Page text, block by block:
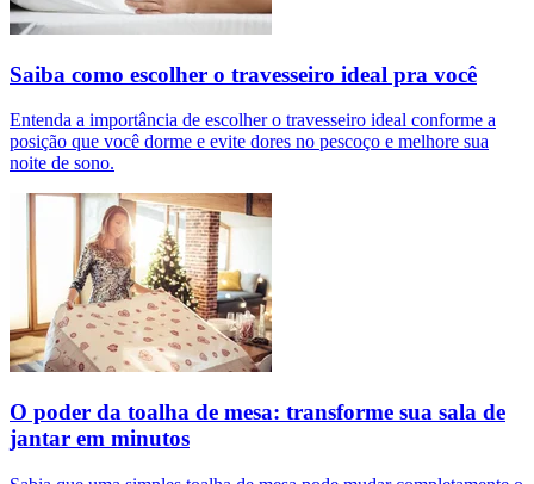
Saiba como escolher o travesseiro ideal pra você
Entenda a importância de escolher o travesseiro ideal conforme a
posição que você dorme e evite dores no pescoço e melhore sua
noite de sono.
O poder da toalha de mesa: transforme sua sala de
jantar em minutos